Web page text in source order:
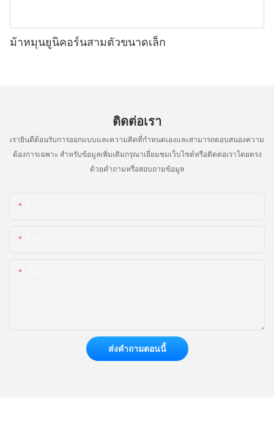
ม้าหมุนยูนิคอร์นสามตัวขนาดเล็ก
ติดต่อเรา
เรายินดีต้อนรับการออกแบบและความคิดที่กำหนดเองและสามารถตอบสนองความ
ต้องการเฉพาะ สำหรับข้อมูลเพิ่มเติมกรุณาเยี่ยมชมเว็บไซต์หรือติดต่อเราโดยตรง
ด้วยคำถามหรือสอบถามข้อมูล
ส่งคำถามตอนนี้